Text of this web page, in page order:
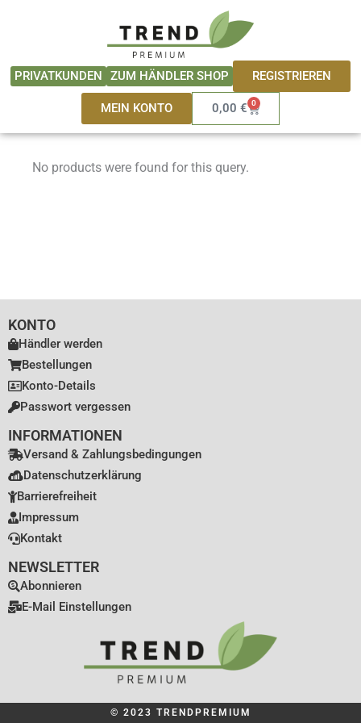
PRIVATKUNDEN ZUM HÄNDLER SHOP REGISTRIEREN
MEIN KONTO 0,00 € 0
Warenkorb
No products were found for this query.
KONTO
Händler werden
Bestellungen
Konto-Details
Passwort vergessen
INFORMATIONEN
Versand & Zahlungsbedingungen
Datenschutzerklärung
Barrierefreiheit
Impressum
Kontakt
NEWSLETTER
Abonnieren
E-Mail Einstellungen
© 2023 TRENDPREMIUM